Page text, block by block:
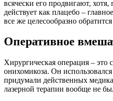
всячески его продвигают,
действует как плацебо –
все же целесообразно
Оперативное
Хирургическая операция – это
онихомикоза. Он
придумали действенных
лазерной терапии вообще не